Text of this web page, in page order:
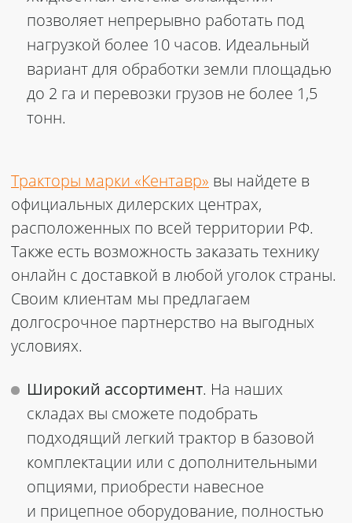
позволяет непрерывно работать под
нагрузкой более 10 часов. Идеальный
вариант для обработки земли площадью
до 2 га и перевозки грузов не более 1,5
тонн.
Тракторы марки «Кентавр» вы найдете в
официальных дилерских центрах,
расположенных по всей территории РФ.
Также есть возможность заказать технику
онлайн с доставкой в любой уголок страны.
Своим клиентам мы предлагаем
долгосрочное партнерство на выгодных
условиях.
Широкий ассортимент. На наших
складах вы сможете подобрать
подходящий легкий трактор в базовой
комплектации или с дополнительными
опциями, приобрести навесное
и прицепное оборудование, полностью